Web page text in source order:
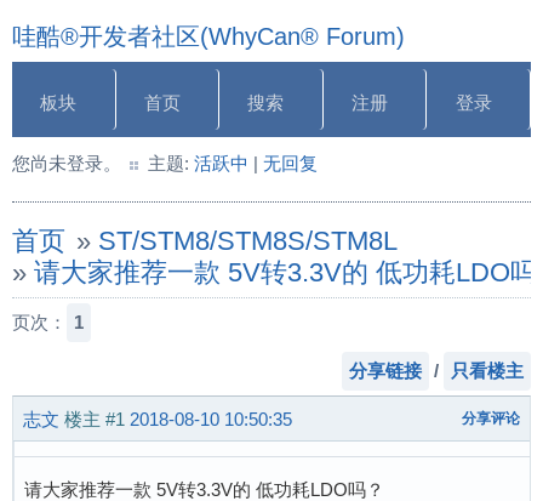
哇酷®开发者社区(WhyCan® Forum)
板块 首页 搜索 注册 登录
您尚未登录。 主题: 活跃中 | 无回复
首页 » ST/STM8/STM8S/STM8L
» 请大家推荐一款 5V转3.3V的 低功耗LDO吗
页次： 1
分享链接 / 只看楼主
志文 楼主 #1 2018-08-10 10:50:35 分享评论
请大家推荐一款 5V转3.3V的 低功耗LDO吗？